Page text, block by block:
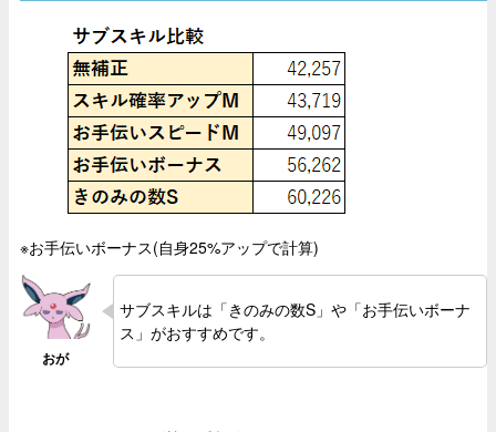
※お手伝いボーナス(自身25%アップで計算)
サブスキルは「きのみの数S」や「お手伝いボーナ
ス」がおすすめです。